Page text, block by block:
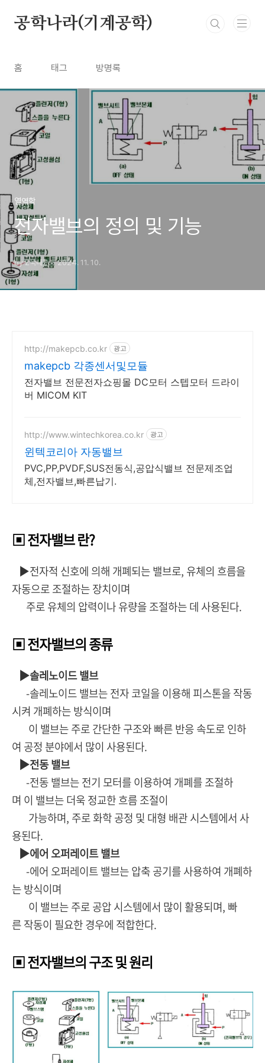
공학나라(기계공학)
홈 태그 방명록
열역학
전자밸브의 정의 및 기능
by Z국대Z 2024. 11. 10.
http://makepcb.co.kr 광고
makepcb 각종센서및모듈
전자밸브 전문전자쇼핑몰 DC모터 스텝모터 드라이
버 MICOM KIT
http://www.wintechkorea.co.kr 광고
윈텍코리아 자동밸브
PVC,PP,PVDF,SUS전동식,공압식밸브 전문제조업
체,전자밸브,빠른납기.
▣ 전자밸브 란?
▶전자적 신호에 의해 개폐되는 밸브로, 유체의 흐름을
자동으로 조절하는 장치이며
주로 유체의 압력이나 유량을 조절하는 데 사용된다.
▣ 전자밸브의 종류
▶솔레노이드 밸브
-솔레노이드 밸브는 전자 코일을 이용해 피스톤을 작동
시켜 개폐하는 방식이며
이 밸브는 주로 간단한 구조와 빠른 반응 속도로 인하
여 공정 분야에서 많이 사용된다.
▶전동 밸브
-전동 밸브는 전기 모터를 이용하여 개폐를 조절하
며 이 밸브는 더욱 정교한 흐름 조절이
가능하며, 주로 화학 공정 및 대형 배관 시스템에서 사
용된다.
▶에어 오퍼레이트 밸브
-에어 오퍼레이트 밸브는 압축 공기를 사용하여 개폐하
는 방식이며
이 밸브는 주로 공압 시스템에서 많이 활용되며, 빠
른 작동이 필요한 경우에 적합한다.
▣ 전자밸브의 구조 및 원리